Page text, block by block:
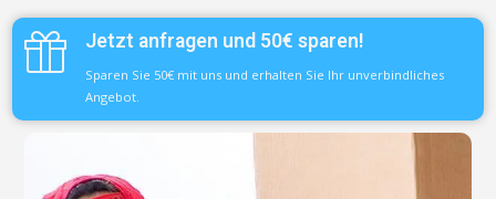
Jetzt anfragen und 50€ sparen!
Sparen Sie 50€ mit uns und erhalten Sie Ihr unverbindliches
Angebot.